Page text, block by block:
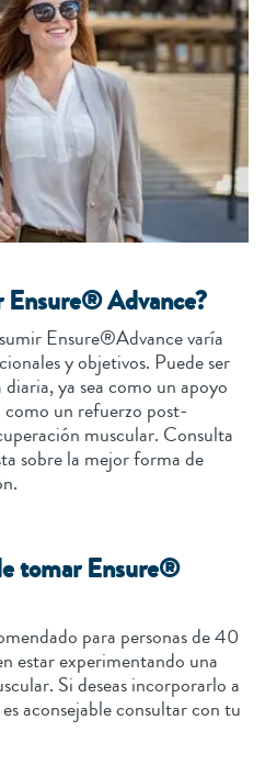
Ensure® Advance?
Ensure®Advance varía
y objetivos. Puede ser
ya sea como un apoyo
un refuerzo post-
muscular. Consulta
sobre la mejor forma de
tomar Ensure®
para personas de 40
estar experimentando una
Si deseas incorporarlo a
aconsejable consultar con tu